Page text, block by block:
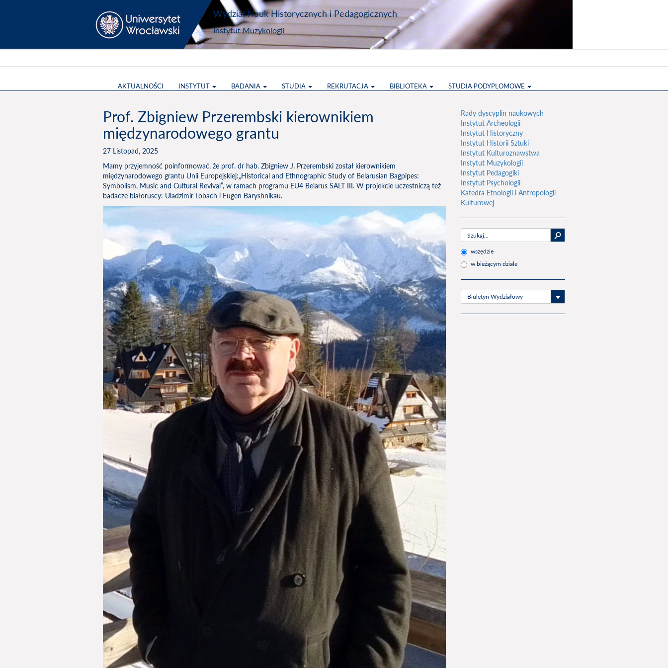
Wydział Nauk Historycznych i Pedagogicznych
Instytut Muzykologii
AKTUALNOŚCI INSTYTUT BADANIA STUDIA REKRUTACJA BIBLIOTEKA STUDIA PODYPLOMOWE
Prof. Zbigniew Przerembski kierownikiem
międzynarodowego grantu
27 Listopad, 2025
Mamy przyjemność poinformować, że prof. dr hab. Zbigniew J. Przerembski został kierownikiem
międzynarodowego grantu Unii Europejskiej:„Historical and Ethnographic Study of Belarusian Bagpipes:
Symbolism, Music and Cultural Revival”, w ramach programu EU4 Belarus SALT III. W projekcie uczestniczą też
badacze białoruscy: Uladzimir Lobach i Eugen Baryshnikau.
Rady dyscyplin naukowych
Instytut Archeologii
Instytut Historyczny
Instytut Historii Sztuki
Instytut Kulturoznawstwa
Instytut Muzykologii
Instytut Pedagogiki
Instytut Psychologii
Katedra Etnologii i Antropologii
Kulturowej
wszędzie
w bieżącym dziale
Biuletyn Wydziałowy